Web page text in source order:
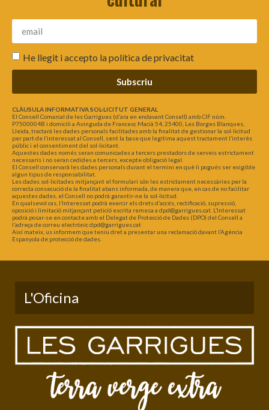
He llegit i accepto lapolítica de privacitat
Subscriu
CLÀUSULA INFORMATIVA SOL·LICITUT GENERAL
El Consell Comarcal de les Garrigues (d’ara en endavant Consell) amb CIF núm.
P7500004B i domicili a Avinguda de Francesc Macià 54, 25400, Les Borges Blanques,
Lleida, tractarà les dades personals facilitades amb la finalitat de gestionar la sol·licitud
per part de l’interessat al Consell, sent la base que legitima aquest tractament l’interès
públic i el consentiment del sol·licitant.
Aquestes dades només seran comunicades a tercers prestadors de serveis estrictament
necessaris i no seran cedides a tercers, excepte obligació legal.
El Consell conservarà les dades personals durant el termini en què li pogués ser exigible
algun tipus de responsabilitat.
Les dades sol·licitades mitjançant el formulari són les estrictament necessàries per la
correcta consecució de la finalitat abans informada, de manera que, en cas de no facilitar
aquestes dades, el Consell no podrà garantir-ne la sol·licitud.
En qualsevol cas, l’Interessat podrà exercir els drets d’accés, rectificació, supressió,
oposició i limitació mitjançant petició escrita remesa a dpd@garrigues.cat. L’Interessat
podrà posar-se en contacte amb el Delegat de Protecció de Dades (DPO) del Consell a
l’adreça de correu electrònic dpd@garrigues.cat
Així mateix, us informem que teniu dret a presentar una reclamació davant l’Agència
Espanyola de protecció de dades.
L'Oficina